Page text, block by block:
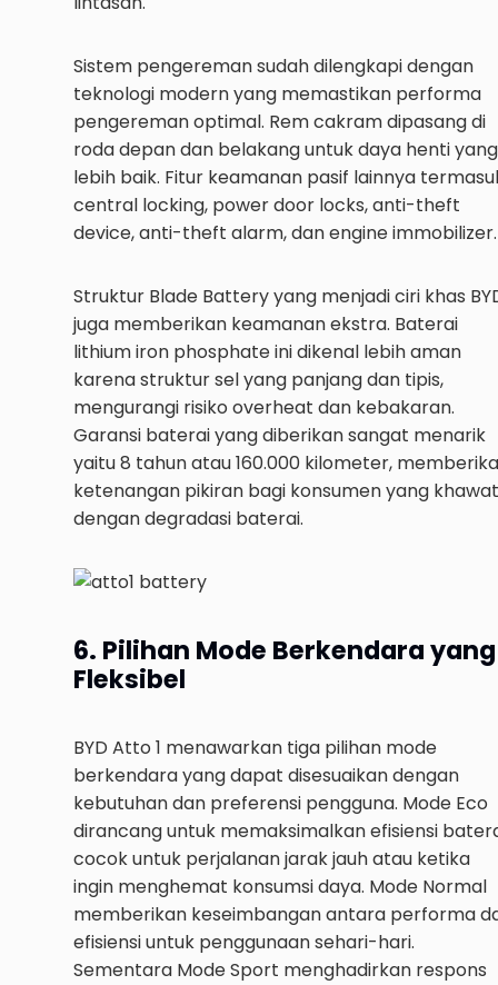
Sistem pengereman sudah dilengkapi dengan
teknologi modern yang memastikan performa
pengereman optimal. Rem cakram dipasang di
roda depan dan belakang untuk daya henti yang
lebih baik. Fitur keamanan pasif lainnya
central locking, power door locks, anti-theft
device, anti-theft alarm, dan engine immobilizer.
Struktur Blade Battery yang menjadi ciri khas
juga memberikan keamanan ekstra. Baterai
lithium iron phosphate ini dikenal lebih aman
karena struktur sel yang panjang dan tipis,
mengurangi risiko overheat dan kebakaran.
Garansi baterai yang diberikan sangat menarik
yaitu 8 tahun atau 160.000 kilometer,
ketenangan pikiran bagi konsumen yang
dengan degradasi baterai.
6. Pilihan Mode Berkendara yang
Fleksibel
BYD Atto 1 menawarkan tiga pilihan mode
berkendara yang dapat disesuaikan dengan
kebutuhan dan preferensi pengguna. Mode Eco
dirancang untuk memaksimalkan efisiensi
cocok untuk perjalanan jarak jauh atau ketika
ingin menghemat konsumsi daya. Mode Normal
memberikan keseimbangan antara performa
efisiensi untuk penggunaan sehari-hari.
Sementara Mode Sport menghadirkan respons